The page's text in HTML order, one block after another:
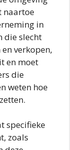
naartoe
in
die slecht
verkopen,
en moet
die
weten hoe
specifieke
zoals